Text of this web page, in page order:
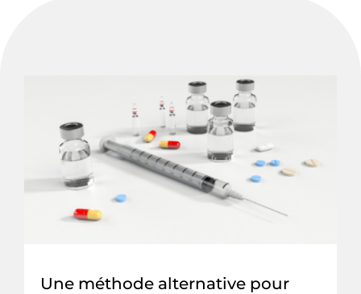
Une méthode alternative pour